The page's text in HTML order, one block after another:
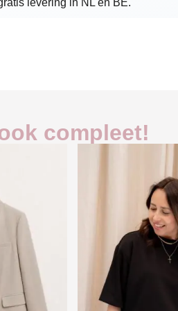
levering in NL en BE.
compleet!